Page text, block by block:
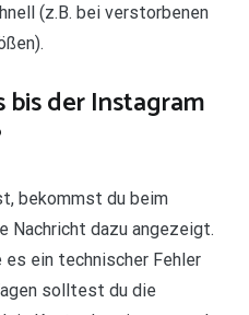
(z.B. bei verstorbenen
der Instagram
bekommst du beim
Nachricht dazu angezeigt.
ein technischer Fehler
solltest du die